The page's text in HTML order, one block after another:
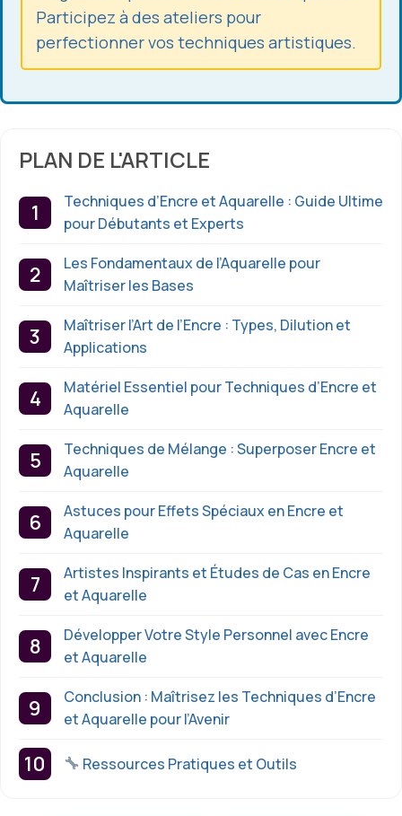
Participez à des ateliers pour
perfectionner vos techniques artistiques.
PLAN DE L'ARTICLE
Techniques d’Encre et Aquarelle : Guide Ultime
pour Débutants et Experts
Les Fondamentaux de l’Aquarelle pour
Maîtriser les Bases
Maîtriser l’Art de l’Encre : Types, Dilution et
Applications
Matériel Essentiel pour Techniques d’Encre et
Aquarelle
Techniques de Mélange : Superposer Encre et
Aquarelle
Astuces pour Effets Spéciaux en Encre et
Aquarelle
Artistes Inspirants et Études de Cas en Encre
et Aquarelle
Développer Votre Style Personnel avec Encre
et Aquarelle
Conclusion : Maîtrisez les Techniques d’Encre
et Aquarelle pour l’Avenir
Ressources Pratiques et Outils